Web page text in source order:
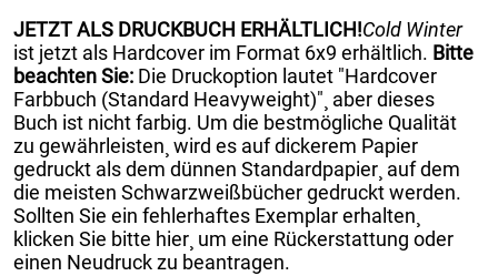
JETZT ALS DRUCKBUCH ERHÄLTLICH!Cold Winter
ist jetzt als Hardcover im Format 6x9 erhältlich. Bitte
beachten Sie: Die Druckoption lautet "Hardcover
Farbbuch (Standard Heavyweight)"¸ aber dieses
Buch ist nicht farbig. Um die bestmögliche Qualität
zu gewährleisten¸ wird es auf dickerem Papier
gedruckt als dem dünnen Standardpapier¸ auf dem
die meisten Schwarzweißbücher gedruckt werden.
Sollten Sie ein fehlerhaftes Exemplar erhalten¸
klicken Sie bitte hier¸ um eine Rückerstattung oder
einen Neudruck zu beantragen.